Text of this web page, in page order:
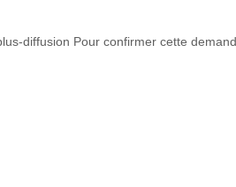
diffusion Pour confirmer cette